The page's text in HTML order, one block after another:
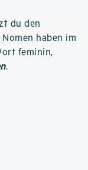
du den
haben im
feminin,
.